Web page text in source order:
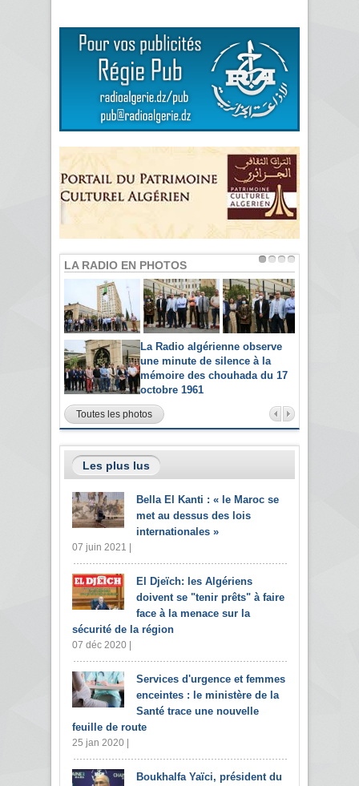
LA RADIO EN PHOTOS
La Radio algérienne observe
une minute de silence à la
mémoire des chouhada du 17
octobre 1961
Toutes les photos
Les plus lus
Bella El Kanti : « le Maroc se
met au dessus des lois
internationales »
07 juin 2021 |
El Djeïch: les Algériens
doivent se "tenir prêts" à faire
face à la menace sur la
sécurité de la région
07 déc 2020 |
Services d'urgence et femmes
enceintes : le ministère de la
Santé trace une nouvelle
feuille de route
25 jan 2020 |
Boukhalfa Yaïci, président du